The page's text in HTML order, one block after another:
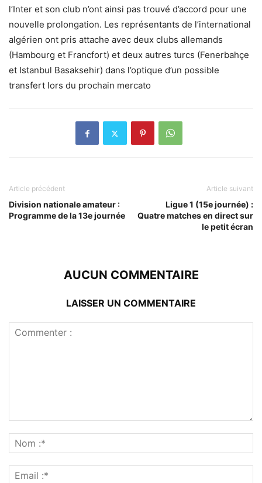
l’Inter et son club n’ont ainsi pas trouvé d’accord pour une
nouvelle prolongation. Les représentants de l’international
algérien ont pris attache avec deux clubs allemands
(Hambourg et Francfort) et deux autres turcs (Fenerbahçe
et Istanbul Basaksehir) dans l’optique d’un possible
transfert lors du prochain mercato
Article précédent
Division nationale amateur :
Programme de la 13e journée
Article suivant
Ligue 1 (15e journée) :
Quatre matches en direct sur
le petit écran
AUCUN COMMENTAIRE
LAISSER UN COMMENTAIRE